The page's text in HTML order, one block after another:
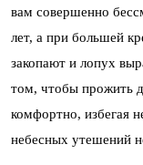
вам совершенно
лет, а при большей
закопают и лопух
том, чтобы прожить
комфортно, избегая
небесных утешений